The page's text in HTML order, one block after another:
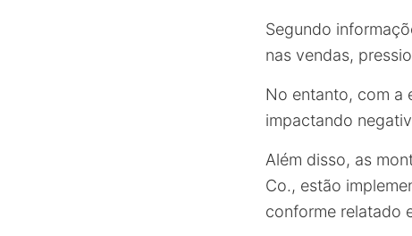
Segundo
nas vendas,
No entanto, com a
impactando
Além disso, as
Co., estão
conforme relatado